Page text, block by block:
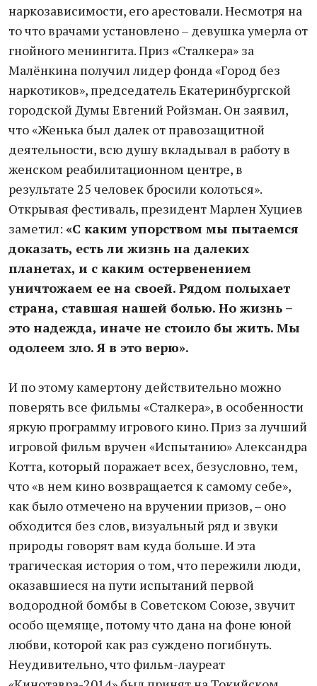
наркозависимости, его арестовали. Несмотря на
то что врачами установлено – девушка умерла от
гнойного менингита. Приз «Сталкера» за
Малёнкина получил лидер фонда «Город без
наркотиков», председатель Екатеринбургской
городской Думы Евгений Ройзман. Он заявил,
что «Женька был далек от правозащитной
деятельности, всю душу вкладывал в работу в
женском реабилитационном центре, в
результате 25 человек бросили колоться».
Открывая фестиваль, президент Марлен Хуциев
заметил: «С каким упорством мы пытаемся
доказать, есть ли жизнь на далеких
планетах, и с каким остервенением
уничтожаем ее на своей. Рядом полыхает
страна, ставшая нашей болью. Но жизнь –
это надежда, иначе не стоило бы жить. Мы
одолеем зло. Я в это верю».
И по этому камертону действительно можно
поверять все фильмы «Сталкера», в особенности
яркую программу игрового кино. Приз за лучший
игровой фильм вручен «Испытанию» Александра
Котта, который поражает всех, безусловно, тем,
что «в нем кино возвращается к самому себе»,
как было отмечено на вручении призов, – оно
обходится без слов, визуальный ряд и звуки
природы говорят вам куда больше. И эта
трагическая история о том, что пережили люди,
оказавшиеся на пути испытаний первой
водородной бомбы в Советском Союзе, звучит
особо щемяще, потому что дана на фоне юной
любви, которой как раз суждено погибнуть.
Неудивительно, что фильм-лауреат